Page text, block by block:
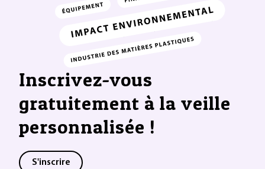
Inscrivez-vous
gratuitement à la veille
personnalisée !
S'inscrire